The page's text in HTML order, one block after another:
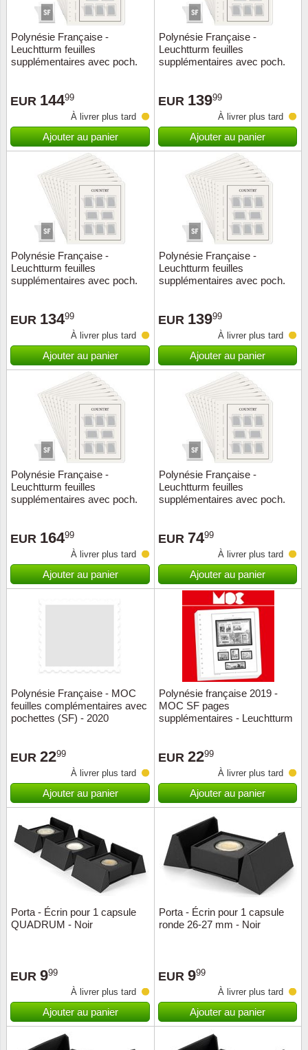
Polynésie Française -
Leuchtturm feuilles
supplémentaires avec poch.
EUR 14499
À livrer plus tard
Ajouter au panier
Polynésie Française -
Leuchtturm feuilles
supplémentaires avec poch.
EUR 13999
À livrer plus tard
Ajouter au panier
Polynésie Française -
Leuchtturm feuilles
supplémentaires avec poch.
EUR 13499
À livrer plus tard
Ajouter au panier
Polynésie Française -
Leuchtturm feuilles
supplémentaires avec poch.
EUR 13999
À livrer plus tard
Ajouter au panier
Polynésie Française -
Leuchtturm feuilles
supplémentaires avec poch.
EUR 16499
À livrer plus tard
Ajouter au panier
Polynésie Française -
Leuchtturm feuilles
supplémentaires avec poch.
EUR 7499
À livrer plus tard
Ajouter au panier
Polynésie Française - MOC
feuilles complémentaires avec
pochettes (SF) - 2020
EUR 2299
À livrer plus tard
Ajouter au panier
Polynésie française 2019 -
MOC SF pages
supplémentaires - Leuchtturm
EUR 2299
À livrer plus tard
Ajouter au panier
Porta - Écrin pour 1 capsule
QUADRUM - Noir
EUR 999
À livrer plus tard
Ajouter au panier
Porta - Écrin pour 1 capsule
ronde 26-27 mm - Noir
EUR 999
À livrer plus tard
Ajouter au panier
Islande
Malte
ONU
Pays
Sport
Turquie
Vatican